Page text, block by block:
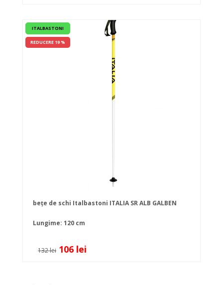
ITALBASTONI
REDUCERE 19 %
bețe de schi Italbastoni ITALIA SR ALB GALBEN
Lungime: 120 cm
132 lei 106 lei